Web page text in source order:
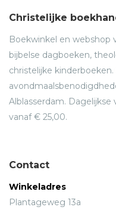
Christelijke
Boekwinkel en webshop
bijbelse dagboeken,
christelijke
Alblasserdam.
vanaf € 25,00.
Contact
Winkeladres
Plantageweg 13a